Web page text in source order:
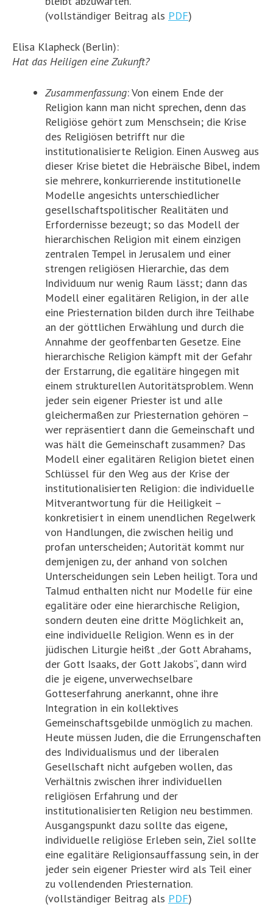
(vollständiger Beitrag als PDF)
Elisa Klapheck (Berlin):
Hat das Heiligen eine Zukunft?
Zusammenfassung: Von einem Ende der
Religion kann man nicht sprechen, denn das
Religiöse gehört zum Menschsein; die Krise
des Religiösen betrifft nur die
institutionalisierte Religion. Einen Ausweg aus
dieser Krise bietet die Hebräische Bibel, indem
sie mehrere, konkurrierende institutionelle
Modelle angesichts unterschiedlicher
gesellschaftspolitischer Realitäten und
Erfordernisse bezeugt; so das Modell der
hierarchischen Religion mit einem einzigen
zentralen Tempel in Jerusalem und einer
strengen religiösen Hierarchie, das dem
Individuum nur wenig Raum lässt; dann das
Modell einer egalitären Religion, in der alle
eine Priesternation bilden durch ihre Teilhabe
an der göttlichen Erwählung und durch die
Annahme der geoffenbarten Gesetze. Eine
hierarchische Religion kämpft mit der Gefahr
der Erstarrung, die egalitäre hingegen mit
einem strukturellen Autoritätsproblem. Wenn
jeder sein eigener Priester ist und alle
gleichermaßen zur Priesternation gehören –
wer repräsentiert dann die Gemeinschaft und
was hält die Gemeinschaft zusammen? Das
Modell einer egalitären Religion bietet einen
Schlüssel für den Weg aus der Krise der
institutionalisierten Religion: die individuelle
Mitverantwortung für die Heiligkeit –
konkretisiert in einem unendlichen Regelwerk
von Handlungen, die zwischen heilig und
profan unterscheiden; Autorität kommt nur
demjenigen zu, der anhand von solchen
Unterscheidungen sein Leben heiligt. Tora und
Talmud enthalten nicht nur Modelle für eine
egalitäre oder eine hierarchische Religion,
sondern deuten eine dritte Möglichkeit an,
eine individuelle Religion. Wenn es in der
jüdischen Liturgie heißt „der Gott Abrahams,
der Gott Isaaks, der Gott Jakobs“, dann wird
die je eigene, unverwechselbare
Gotteserfahrung anerkannt, ohne ihre
Integration in ein kollektives
Gemeinschaftsgebilde unmöglich zu machen.
Heute müssen Juden, die die Errungenschaften
des Individualismus und der liberalen
Gesellschaft nicht aufgeben wollen, das
Verhältnis zwischen ihrer individuellen
religiösen Erfahrung und der
institutionalisierten Religion neu bestimmen.
Ausgangspunkt dazu sollte das eigene,
individuelle religiöse Erleben sein, Ziel sollte
eine egalitäre Religionsauffassung sein, in der
jeder sein eigener Priester wird als Teil einer
zu vollendenden Priesternation.
(vollständiger Beitrag als PDF)